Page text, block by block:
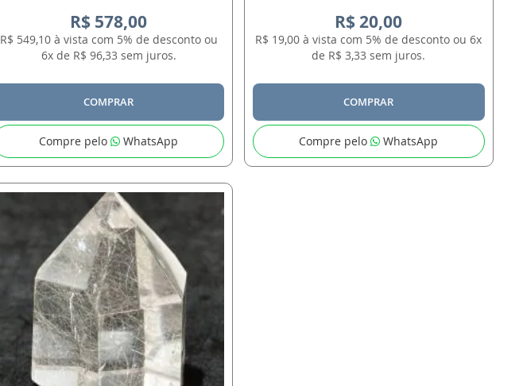
R$ 578,00
R$ 549,10 à vista com 5% de desconto ou
6x de R$ 96,33 sem juros.
COMPRAR
Compre pelo WhatsApp
R$ 20,00
R$ 19,00 à vista com 5% de desconto ou 6x
de R$ 3,33 sem juros.
COMPRAR
Compre pelo WhatsApp